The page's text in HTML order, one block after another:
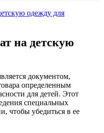
одежду для
на детскую
документом,
определенным
для детей. Этот
специальных
чтобы убедиться в ее